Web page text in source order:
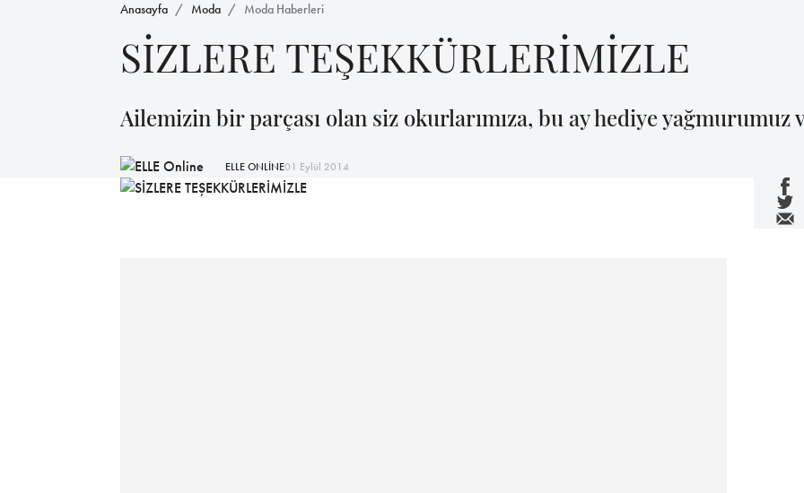
Anasayfa Moda Moda Haberleri
SİZLERE TEŞEKKÜRLERİMİZLE
Ailemizin bir parçası olan siz okurlarımıza, bu ay hediye yağmurumuz
ELLE ONLİNE01 Eylül 2014